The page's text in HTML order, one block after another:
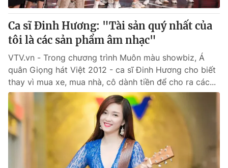
Thế giới đó đây
Câu chuyện quốc tế
Tài chính
Thị trường
Góc doanh nghiệp
Dữ liệu và đời sống
Truyền hình
Phim VTV
Hậu trường
Nhân vật
Khán giả
Giải trí
Điện ảnh
Âm nhạc
Sao
Đời sống
Du lịch
Giáo dục
Ca sĩ Đinh Hương: "Tài sản quý nhất của
tôi là các sản phẩm âm nhạc"
VTV.vn - Trong chương trình Muôn màu showbiz, Á
quân Giọng hát Việt 2012 - ca sĩ Đinh Hương cho biết
thay vì mua xe, mua nhà, cô dành tiền để cho ra các...